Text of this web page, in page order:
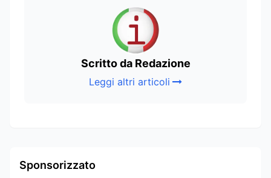
Scritto da Redazione
Leggi altri articoli
Sponsorizzato